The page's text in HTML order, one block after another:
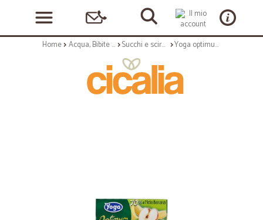
Home Acqua, Bibite e Alcolici Succhi e sciroppi Yoga optimum succo mela/banana cl.20 x3